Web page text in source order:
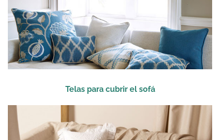
Telas para cubrir el sofá